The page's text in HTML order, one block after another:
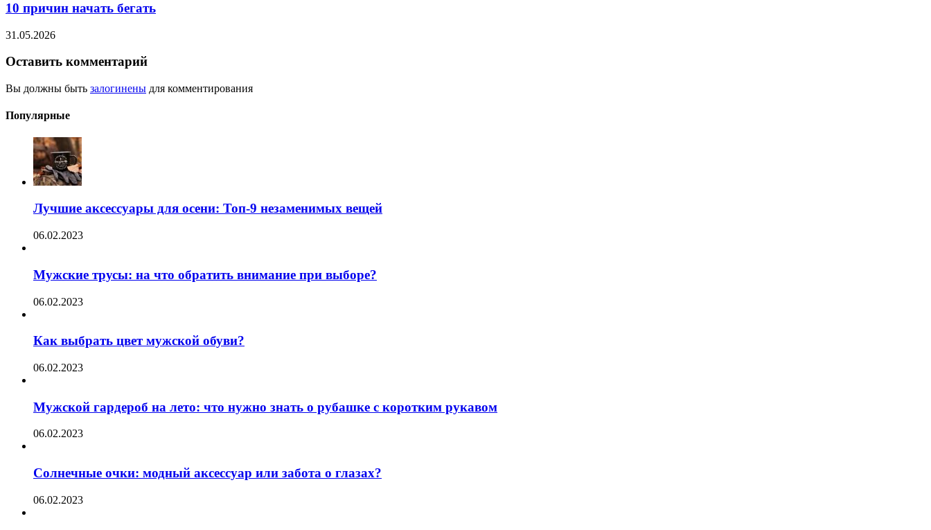
10 причин начать бегать
31.05.2026
Оставить комментарий
Вы должны быть залогинены для комментирования
Популярные
Лучшие аксессуары для осени: Топ-9 незаменимых вещей
06.02.2023
Мужские трусы: на что обратить внимание при выборе?
06.02.2023
Как выбрать цвет мужской обуви?
06.02.2023
Мужской гардероб на лето: что нужно знать о рубашке с коротким рукавом
06.02.2023
Солнечные очки: модный аксессуар или забота о глазах?
06.02.2023